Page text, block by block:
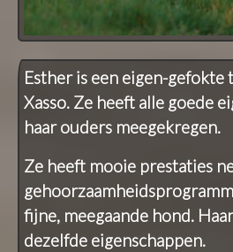
Esther is een eigen-gefokte
Xasso. Ze heeft alle goede
haar ouders meegekregen.
Ze heeft mooie prestaties
fijne, meegaande hond.
dezelfde eigenschappen.